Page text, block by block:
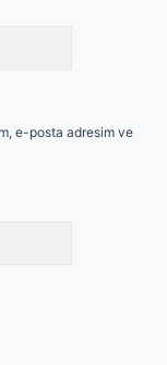
e-posta adresim ve